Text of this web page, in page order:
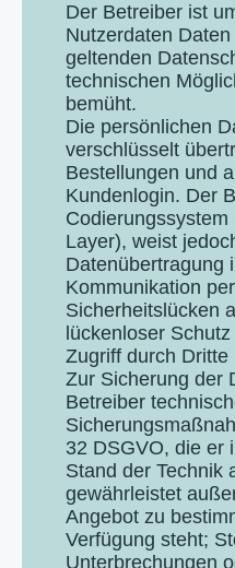
Der Betreiber ist
Nutzerdaten
geltenden
technischen
bemüht.
Die persönlichen
verschlüsselt
Bestellungen und
Kundenlogin. Der
Layer), weist
Datenübertragung
Kommunikation
Sicherheitslücken
lückenloser
Zugriff durch Dritte
Zur Sicherung der
Betreiber
32 DSGVO, die er
Stand der Technik
gewährleistet
Angebot zu
Verfügung steht;
Unterbrechungen